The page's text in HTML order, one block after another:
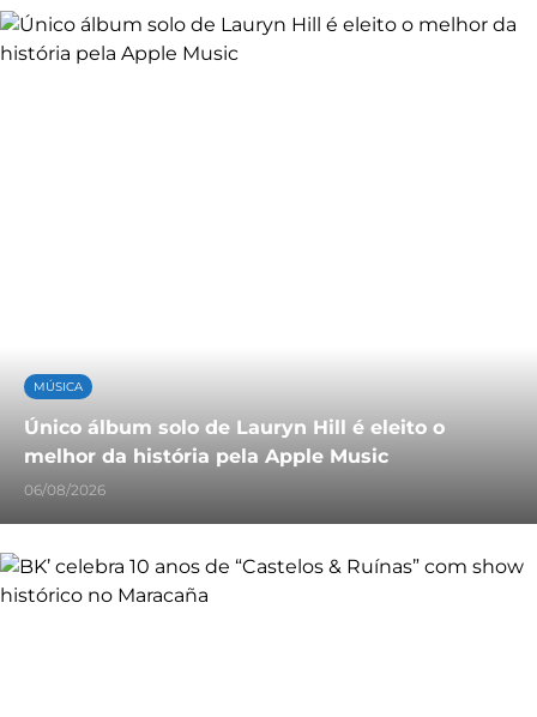
MÚSICA
Único álbum solo de Lauryn Hill é eleito o
melhor da história pela Apple Music
06/08/2026